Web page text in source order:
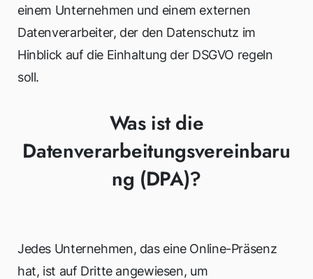
einem Unternehmen und einem externen
Datenverarbeiter, der den Datenschutz im
Hinblick auf die Einhaltung der DSGVO regeln
soll.
Was ist die
Datenverarbeitungsvereinbaru
ng (DPA)?
Jedes Unternehmen, das eine Online-Präsenz
hat, ist auf Dritte angewiesen, um